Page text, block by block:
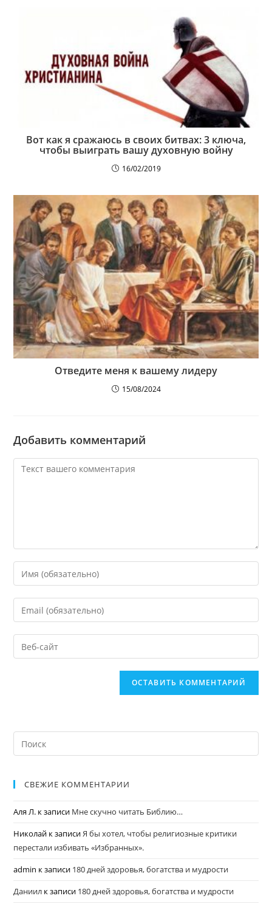
Вот как я сражаюсь в своих битвах: 3 ключа,
чтобы выиграть вашу духовную войну
16/02/2019
Отведите меня к вашему лидеру
15/08/2024
Добавить комментарий
СВЕЖИЕ КОММЕНТАРИИ
Аля Л. к записи Мне скучно читать Библию…
Николай к записиЯ бы хотел, чтобы религиозные критики
перестали избивать «Избранных».
admin к записи 180 дней здоровья, богатства и мудрости
Даниил к записи 180 дней здоровья, богатства и мудрости